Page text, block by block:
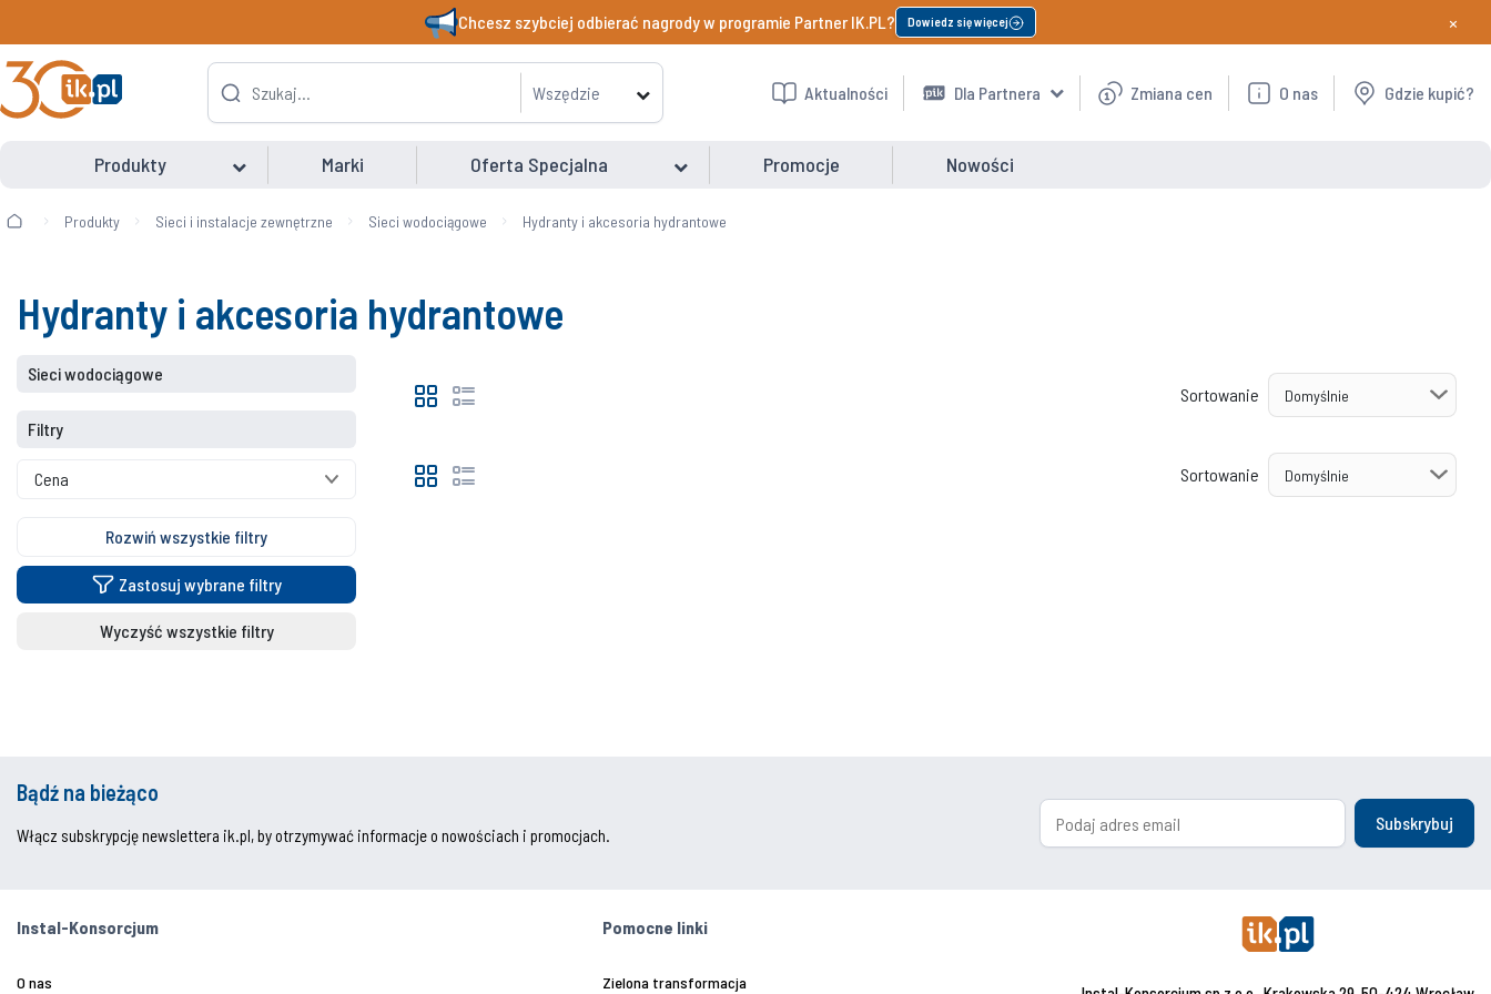
Chcesz szybciej odbierać nagrody w programie Partner IK.PL? Dowiedz się więcej ×
Wszędzie Aktualności Dla Partnera Zmiana cen O nas Gdzie kupić?
Produkty Marki Oferta Specjalna Promocje Nowości
Produkty Sieci i instalacje zewnętrzne Sieci wodociągowe Hydranty i akcesoria hydrantowe
Hydranty i akcesoria hydrantowe
Sieci wodociągowe
Filtry
Cena
Rozwiń wszystkie filtry
Zastosuj wybrane filtry
Wyczyść wszystkie filtry
Sortowanie
Sortowanie
Bądź na bieżąco
Włącz subskrypcję newslettera ik.pl, by otrzymywać informacje o nowościach i promocjach.
Subskrybuj
Instal-Konsorcjum
O nas
Pomocne linki
Zielona transformacja